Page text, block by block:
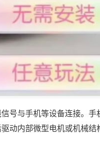
号与手机等设备连接。手
动内部微型电机或机械结